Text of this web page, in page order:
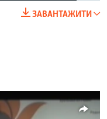
ЗАВАНТАЖИТИ